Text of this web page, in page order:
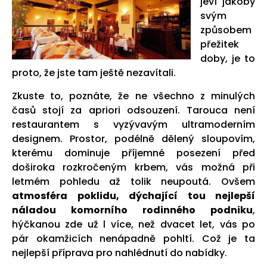
svým
způsobem
přežitek
doby, je to
proto, že jste tam ještě nezavítali.
Zkuste to, poznáte, že ne všechno z minulých
časů stojí za apriori odsouzení. Tarouca není
restaurantem s vyzývavým ultramoderním
designem. Prostor, podélně dělený sloupovím,
kterému dominuje příjemné posezení před
doširoka rozkročeným krbem, vás možná při
letmém pohledu až tolik neupoutá. Ovšem
atmosféra poklidu, dýchající tou nejlepší
náladou komorního rodinného podniku,
hýčkanou zde už l více, než dvacet let, vás po
pár okamžicích nenápadně pohltí. Což je ta
nejlepší příprava pro nahlédnutí do nabídky.